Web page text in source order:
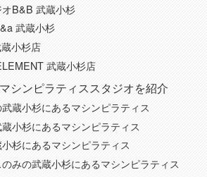
B&B 武蔵小杉
武蔵小杉
小杉店
武蔵小杉店
シンピラティススタジオを紹介
蔵小杉にあるマシンピラティス
小杉にあるマシンピラティス
杉にあるマシンピラティス
みの武蔵小杉にあるマシンピラティス